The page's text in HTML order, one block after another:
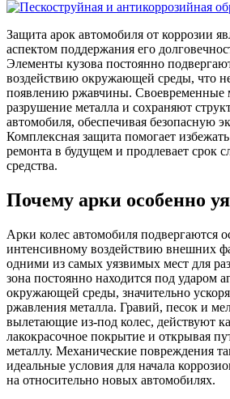
Защита арок автомобиля от коррозии
аспектом поддержания его
Элементы кузова постоянно
воздействию окружающей среды, что
появлению ржавчины. Своевременные
разрушение металла и сохраняют
автомобиля, обеспечивая безопасную
Комплексная защита помогает
ремонта в будущем и продлевает срок
средства.
Почему арки особенно
Арки колес автомобиля подвергаются
интенсивному воздействию внешних
одними из самых уязвимых мест для
зона постоянно находится под ударом
окружающей среды, значительно
ржавления металла. Гравий, песок и
вылетающие из-под колес, действуют
лакокрасочное покрытие и открывая
металлу. Механические повреждения
идеальные условия для начала
на относительно новых автомобилях.